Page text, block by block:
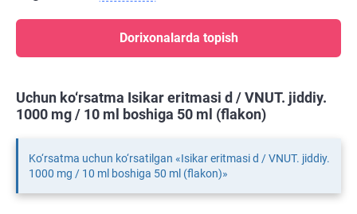
Dorixonalarda topish
Uchun ko‘rsatma Isikar eritmasi d / VNUT. jiddiy.
1000 mg / 10 ml boshiga 50 ml (flakon)
Ko‘rsatma uchun ko‘rsatilgan «Isikar eritmasi d / VNUT. jiddiy.
1000 mg / 10 ml boshiga 50 ml (flakon)»